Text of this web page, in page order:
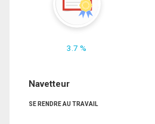
3.7 %
Navetteur
SE RENDRE AU TRAVAIL